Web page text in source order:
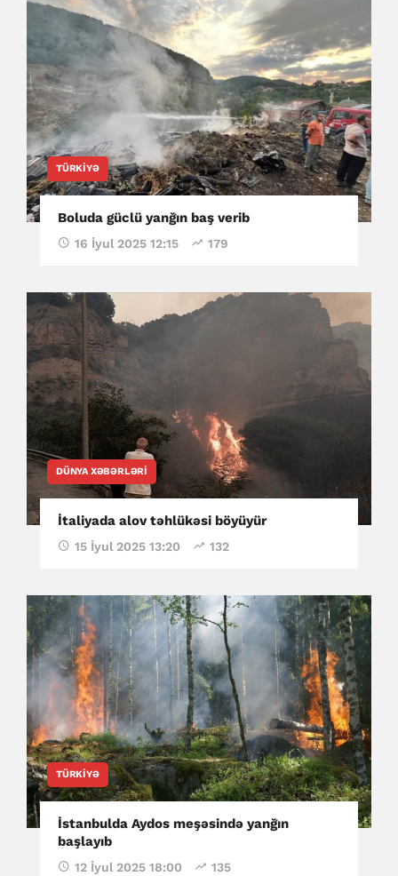
TÜRKIYƏ
Boluda güclü yanğın baş verib
16 İyul 2025 12:15 179
DÜNYA XƏBƏRLƏRI
İtaliyada alov təhlükəsi böyüyür
15 İyul 2025 13:20 132
TÜRKIYƏ
İstanbulda Aydos meşəsində yanğın
başlayıb
12 İyul 2025 18:00 135